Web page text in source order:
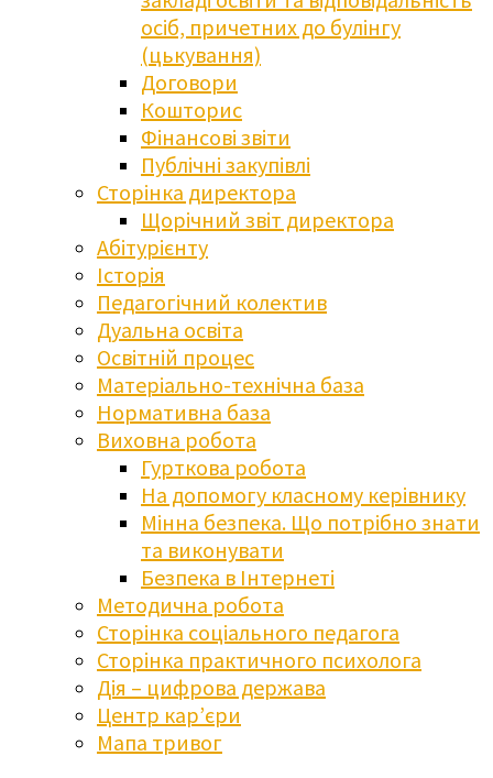
осіб, причетних до булінгу
(цькування)
Договори
Кошторис
Фінансові звіти
Публічні закупівлі
Сторінка директора
Щорічний звіт директора
Абітурієнту
Історія
Педагогічний колектив
Дуальна освіта
Освітній процес
Матеріально-технічна база
Нормативна база
Виховна робота
Гурткова робота
На допомогу класному керівнику
Мінна безпека. Що потрібно знати
та виконувати
Безпека в Інтернеті
Методична робота
Сторінка соціального педагога
Сторінка практичного психолога
Дія – цифрова держава
Центр кар’єри
Мапа тривог